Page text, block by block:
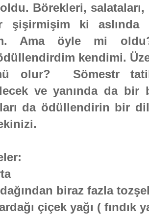
Börekleri,
şişirmişim ki aslında
Ama öyle mi
kendimi.
olur? Sömestr
ve yanında da bir
da ödüllendirin bir
biraz fazla
çiçek yağı ( fındık